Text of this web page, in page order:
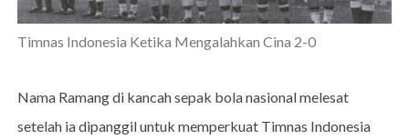
Timnas Indonesia Ketika Mengalahkan Cina 2-0
Nama Ramang di kancah sepak bola nasional melesat
setelah ia dipanggil untuk memperkuat Timnas Indonesia